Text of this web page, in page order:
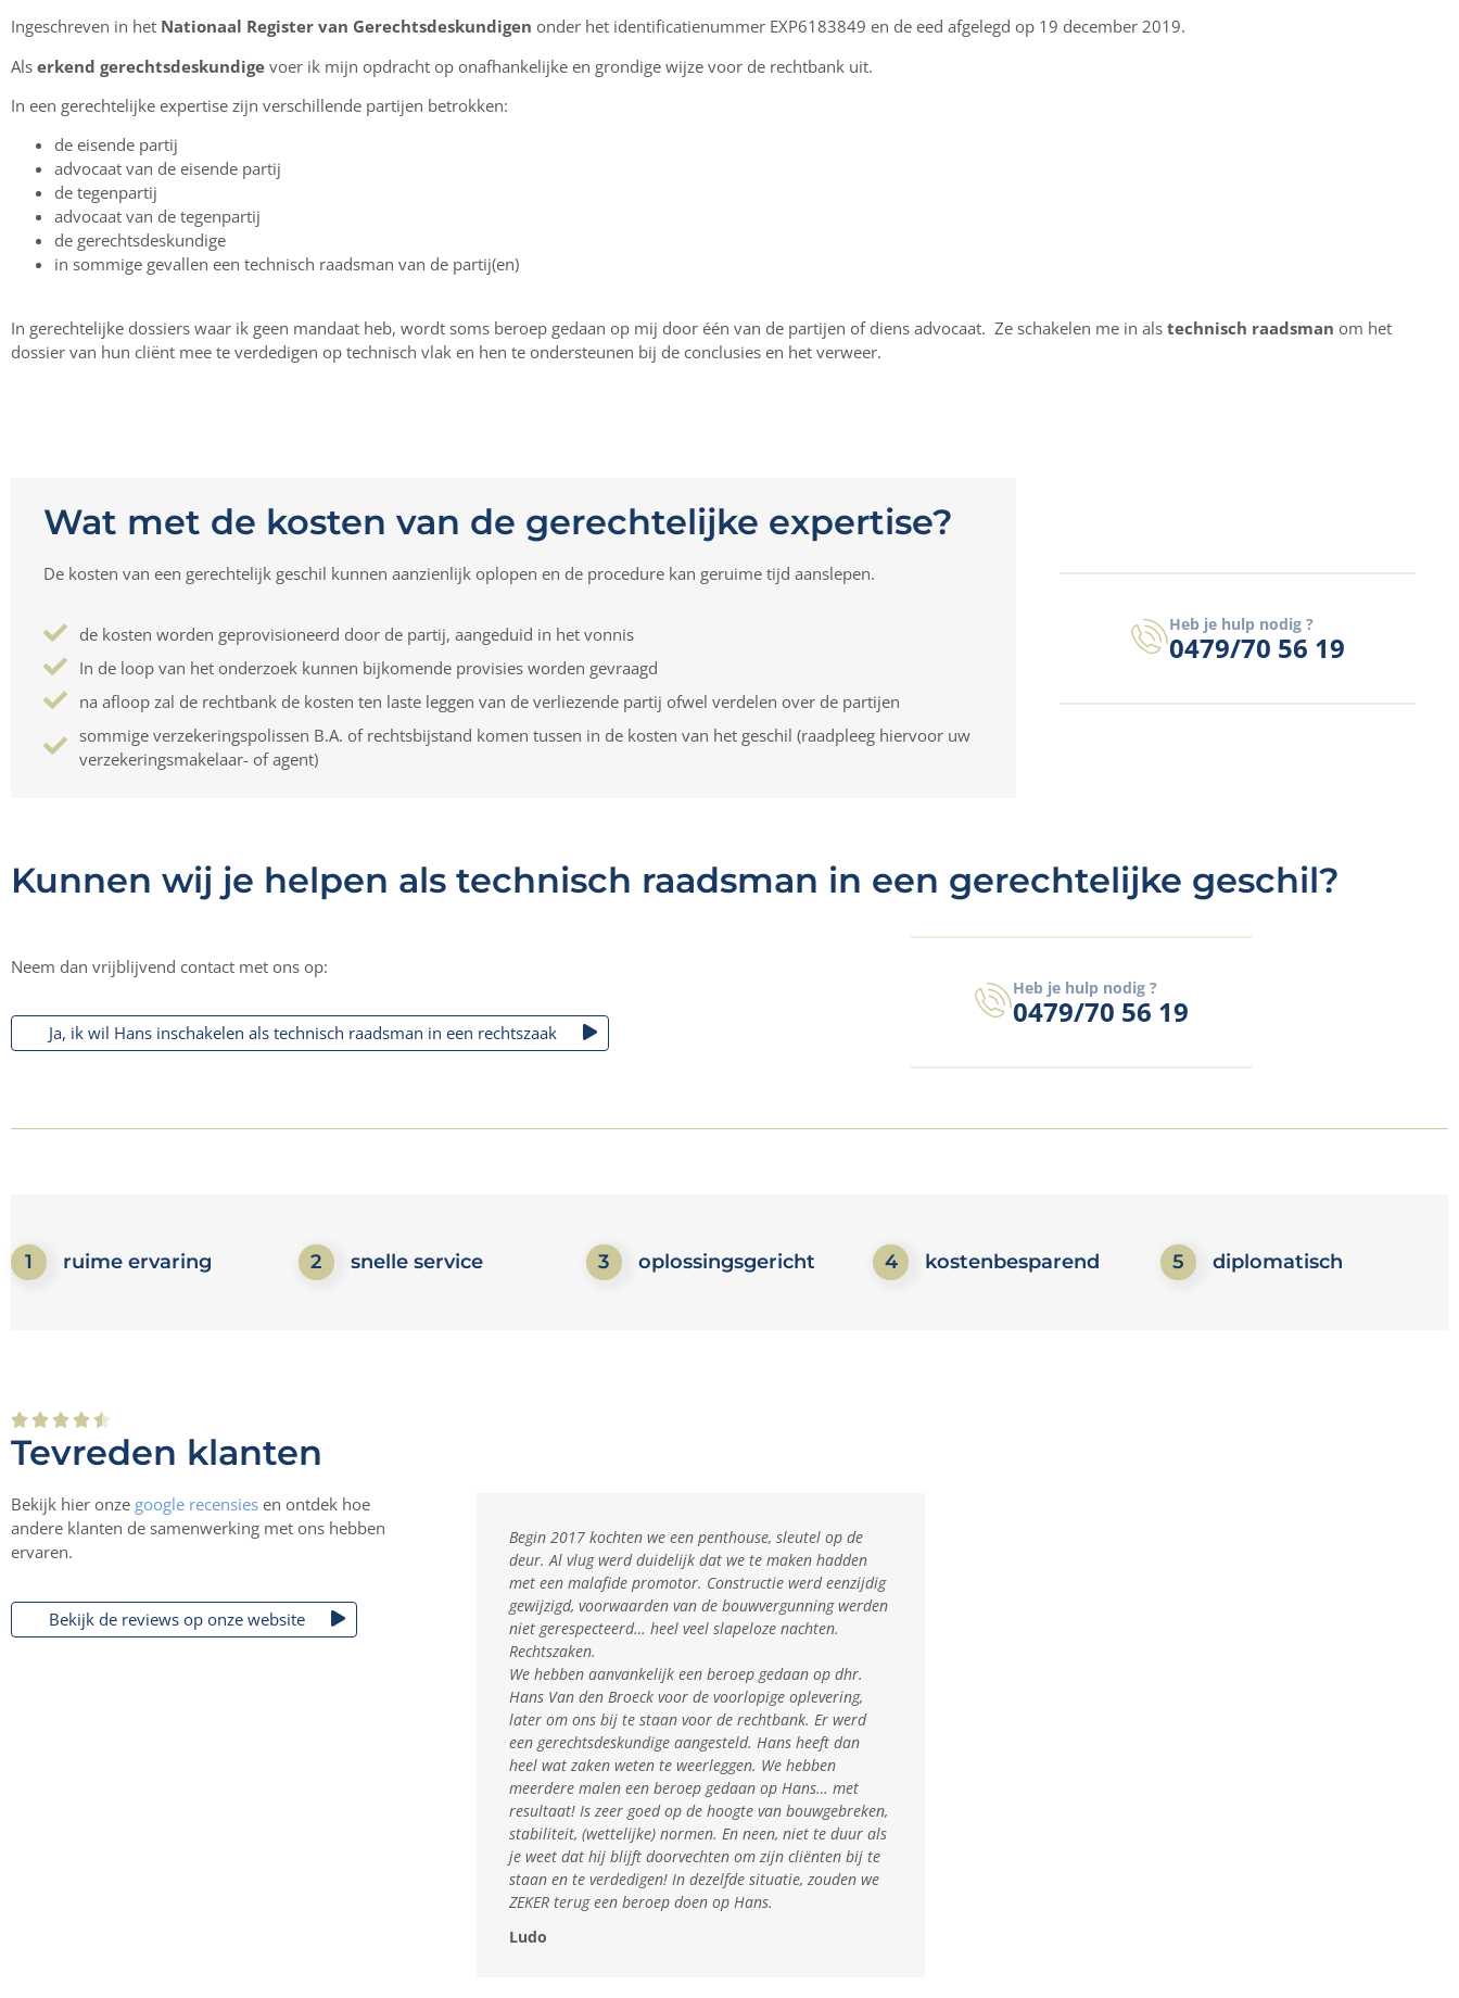
Ingeschreven in het Nationaal Register van Gerechtsdeskundigen onder het identificatienummer EXP6183849 en de eed afgelegd op 19 december 2019.
Als erkend gerechtsdeskundige voer ik mijn opdracht op onafhankelijke en grondige wijze voor de rechtbank uit.
In een gerechtelijke expertise zijn verschillende partijen betrokken:
de eisende partij
advocaat van de eisende partij
de tegenpartij
advocaat van de tegenpartij
de gerechtsdeskundige
in sommige gevallen een technisch raadsman van de partij(en)
In gerechtelijke dossiers waar ik geen mandaat heb, wordt soms beroep gedaan op mij door één van de partijen of diens advocaat. Ze schakelen me in als technisch raadsman om het
dossier van hun cliënt mee te verdedigen op technisch vlak en hen te ondersteunen bij de conclusies en het verweer.
Wat met de kosten van de gerechtelijke expertise?
De kosten van een gerechtelijk geschil kunnen aanzienlijk oplopen en de procedure kan geruime tijd aanslepen.
de kosten worden geprovisioneerd door de partij, aangeduid in het vonnis
In de loop van het onderzoek kunnen bijkomende provisies worden gevraagd
na afloop zal de rechtbank de kosten ten laste leggen van de verliezende partij ofwel verdelen over de partijen
sommige verzekeringspolissen B.A. of rechtsbijstand komen tussen in de kosten van het geschil (raadpleeg hiervoor uw
verzekeringsmakelaar- of agent)
Heb je hulp nodig ?
0479/70 56 19
Kunnen wij je helpen als technisch raadsman in een gerechtelijke geschil?
Neem dan vrijblijvend contact met ons op:
Ja, ik wil Hans inschakelen als technisch raadsman in een rechtszaak
Heb je hulp nodig ?
0479/70 56 19
1 ruime ervaring 2 snelle service 3 oplossingsgericht 4 kostenbesparend 5 diplomatisch
    
Tevreden klanten
Bekijk hier onze google recensies en ontdek hoe
andere klanten de samenwerking met ons hebben
ervaren.
Bekijk de reviews op onze website
Begin 2017 kochten we een penthouse, sleutel op de
deur. Al vlug werd duidelijk dat we te maken hadden
met een malafide promotor. Constructie werd eenzijdig
gewijzigd, voorwaarden van de bouwvergunning werden
niet gerespecteerd… heel veel slapeloze nachten.
Rechtszaken.
We hebben aanvankelijk een beroep gedaan op dhr.
Hans Van den Broeck voor de voorlopige oplevering,
later om ons bij te staan voor de rechtbank. Er werd
een gerechtsdeskundige aangesteld. Hans heeft dan
heel wat zaken weten te weerleggen. We hebben
meerdere malen een beroep gedaan op Hans… met
resultaat! Is zeer goed op de hoogte van bouwgebreken,
stabiliteit, (wettelijke) normen. En neen, niet te duur als
je weet dat hij blijft doorvechten om zijn cliënten bij te
staan en te verdedigen! In dezelfde situatie, zouden we
ZEKER terug een beroep doen op Hans.
Ludo